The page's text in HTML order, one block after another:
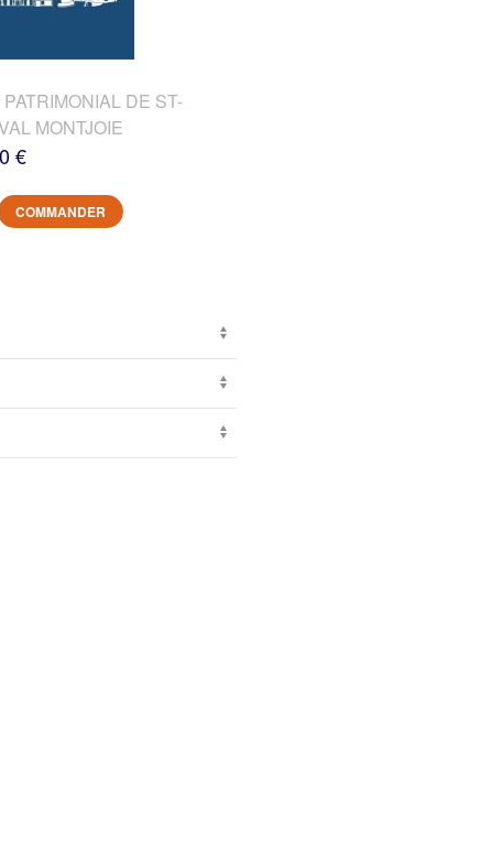
DE ST-
MONTJOIE
€
COMMANDER